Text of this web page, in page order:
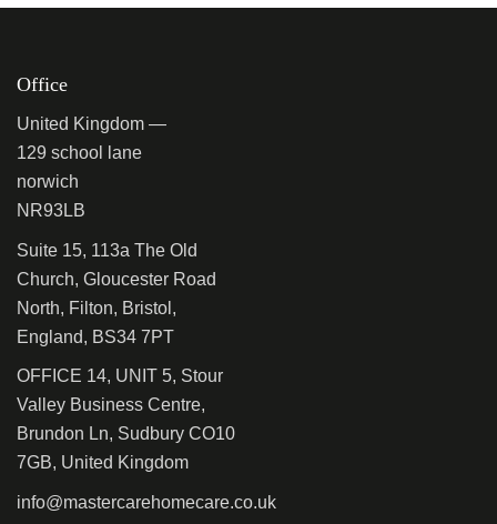
Office
United Kingdom —
129 school lane
norwich
NR93LB
Suite 15, 113a The Old
Church, Gloucester Road
North, Filton, Bristol,
England, BS34 7PT
OFFICE 14, UNIT 5, Stour
Valley Business Centre,
Brundon Ln, Sudbury CO10
7GB, United Kingdom
info@mastercarehomecare.co.uk